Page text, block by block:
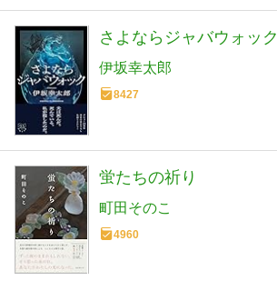
さよならジャバウォック
伊坂幸太郎
8427
蛍たちの祈り
町田そのこ
4960